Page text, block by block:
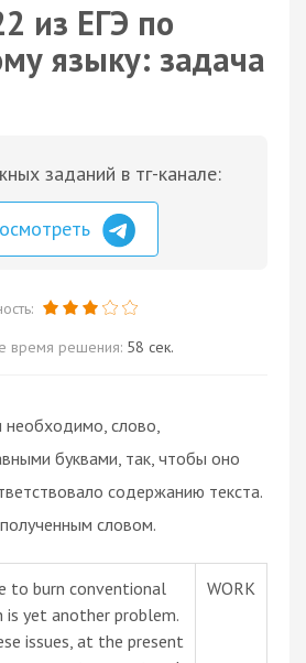
из ЕГЭ по
языку: задача
заданий в тг-канале:
время решения: 58 сек.
необходимо, слово,
буквами, так, чтобы оно
содержанию текста.
словом.
to burn conventional
is yet another problem.
issues, at the present
WORK